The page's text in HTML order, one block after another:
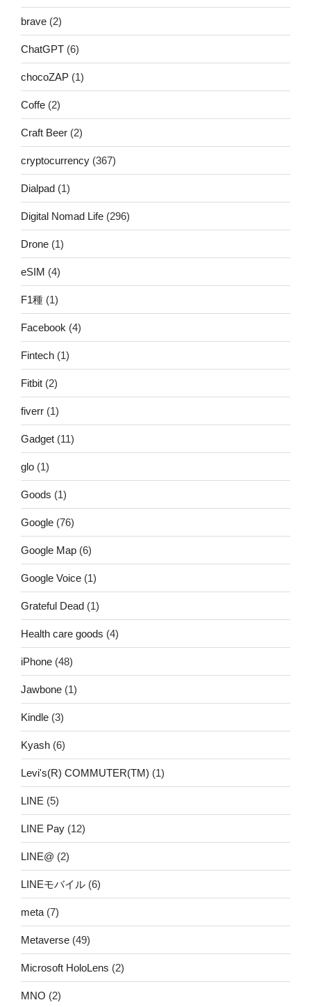
brave (2)
ChatGPT (6)
chocoZAP (1)
Coffe (2)
Craft Beer (2)
cryptocurrency (367)
Dialpad (1)
Digital Nomad Life (296)
Drone (1)
eSIM (4)
F1種 (1)
Facebook (4)
Fintech (1)
Fitbit (2)
fiverr (1)
Gadget (11)
glo (1)
Goods (1)
Google (76)
Google Map (6)
Google Voice (1)
Grateful Dead (1)
Health care goods (4)
iPhone (48)
Jawbone (1)
Kindle (3)
Kyash (6)
Levi's(R) COMMUTER(TM) (1)
LINE (5)
LINE Pay (12)
LINE@ (2)
LINEモバイル (6)
meta (7)
Metaverse (49)
Microsoft HoloLens (2)
MNO (2)